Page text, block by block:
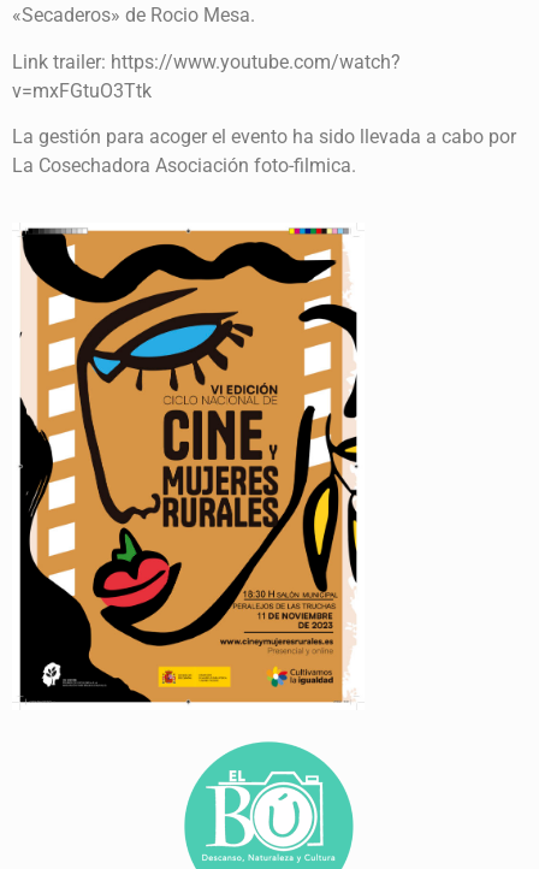
«Secaderos» de Rocio Mesa.
Link trailer: https://www.youtube.com/watch?
v=mxFGtuO3Ttk
La gestión para acoger el evento ha sido llevada a cabo por
La Cosechadora Asociación foto-filmica.